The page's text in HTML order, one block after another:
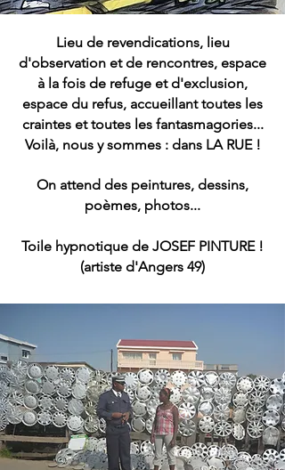
Lieu de revendications, lieu
d'observation et de rencontres, espace
à la fois de refuge et d'exclusion,
espace du refus, accueillant toutes les
craintes et toutes les fantasmagories...
Voilà, nous y sommes : dans LA RUE !
On attend des peintures, dessins,
poèmes, photos...
Toile hypnotique de JOSEF PINTURE !
(artiste d'Angers 49)